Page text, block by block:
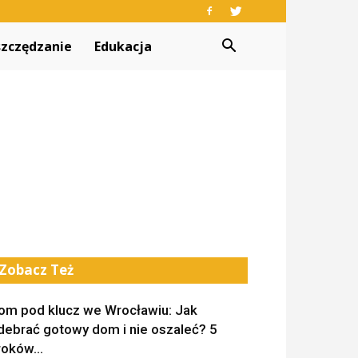
Edukacja
Zobacz Też
pod klucz we Wrocławiu: Jak
gotowy dom i nie oszaleć? 5